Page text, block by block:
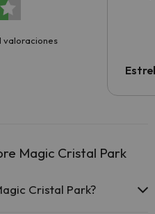
valoraciones
Magic Cristal Park
Cristal Park?